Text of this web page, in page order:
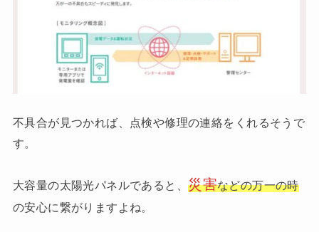
不具合が見つかれば、点検や修理の連絡をくれるそうで
す。
大容量の太陽光パネルであると、災害などの万一の時
の安心に繋がりますよね。